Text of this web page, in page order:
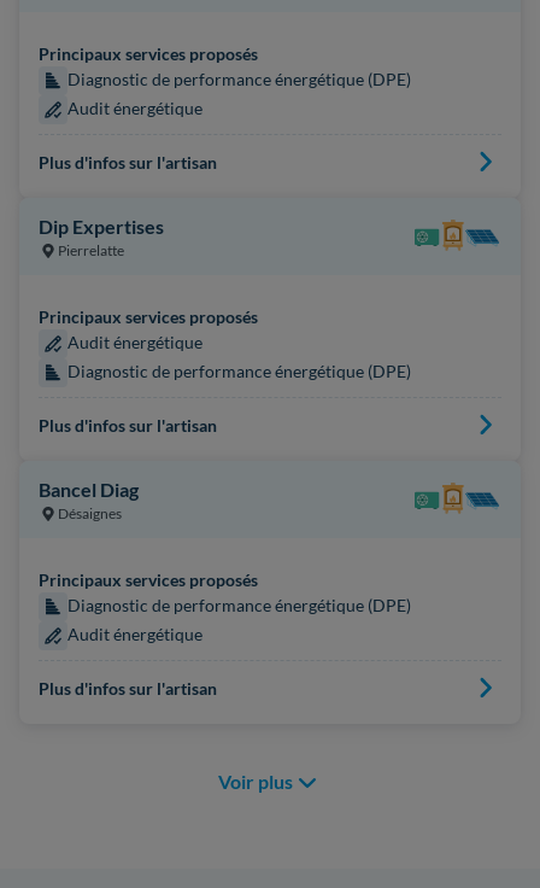
Principaux services proposés
Diagnostic de performance énergétique (DPE)
Audit énergétique
Plus d'infos sur l'artisan
Dip Expertises
Pierrelatte
Principaux services proposés
Audit énergétique
Diagnostic de performance énergétique (DPE)
Plus d'infos sur l'artisan
Bancel Diag
Désaignes
Principaux services proposés
Diagnostic de performance énergétique (DPE)
Audit énergétique
Plus d'infos sur l'artisan
Voir plus